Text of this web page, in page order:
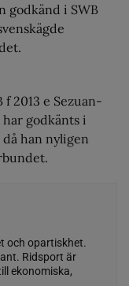
godkänd i SWB
f 2013 e Sezuan-
har godkänts i
han nyligen
och opartiskhet.
Ridsport är
ekonomiska,